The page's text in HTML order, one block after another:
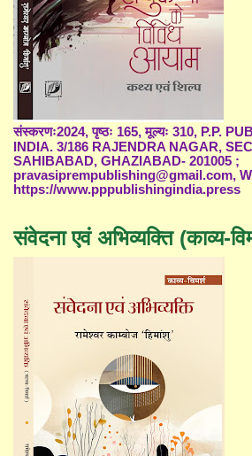
संस्करणः2024, पृष्ठः 165, मूल्यः 310, P.P.
INDIA. 3/186 RAJENDRA NAGAR,
SAHIBABAD, GHAZIABAD- 201005 ;
pravasiprempublishing@gmail.com,
https://www.pppublishingindia.press
संवेदना एवं अभिव्यक्ति (काव्य-